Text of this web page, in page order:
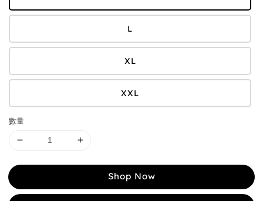
L
XL
XXL
數量
Shop Now